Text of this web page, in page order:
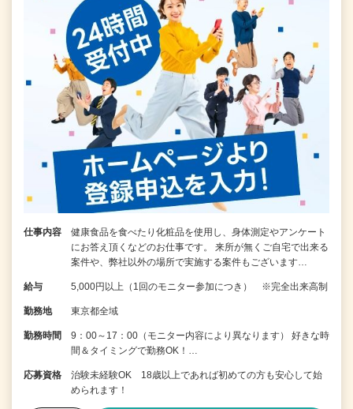
仕事内容
健康食品を食べたり化粧品を使用し、身体測定やアンケート
にお答え頂くなどのお仕事です。 来所が無くご自宅で出来る
案件や、弊社以外の場所で実施する案件もございます…
給与 5,000円以上（1回のモニター参加につき） ※完全出来高制
勤務地 東京都全域
勤務時間
9：00～17：00（モニター内容により異なります） 好きな時
間＆タイミングで勤務OK！…
応募資格
治験未経験OK 18歳以上であれば初めての方も安心して始
められます！